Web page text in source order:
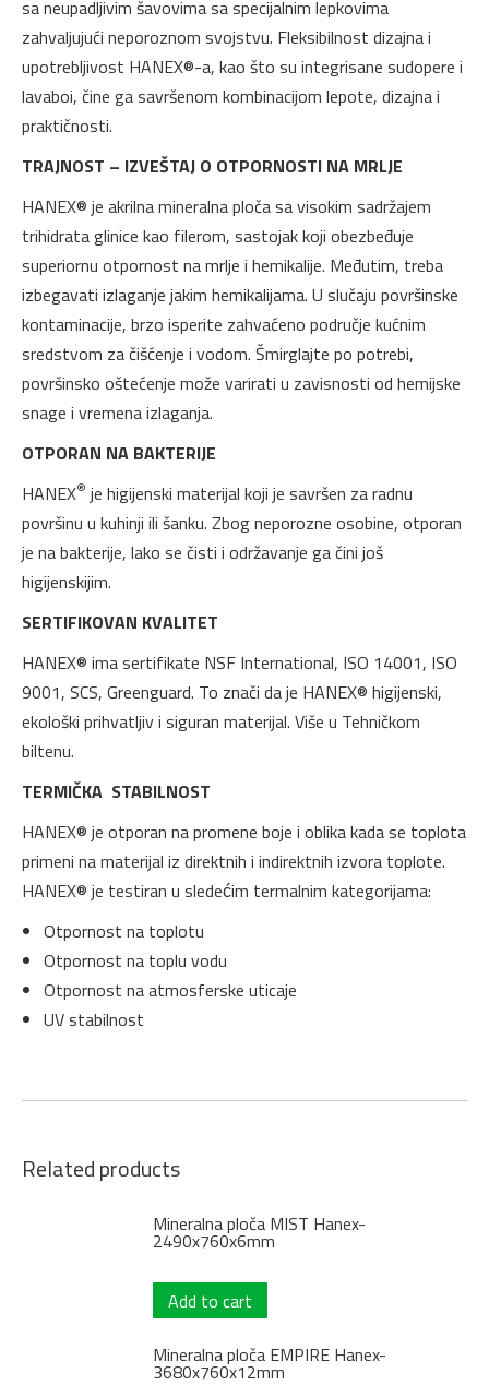
sa neupadljivim šavovima sa specijalnim lepkovima
zahvaljujući neporoznom svojstvu. Fleksibilnost dizajna i
upotrebljivost HANEX®-a, kao što su integrisane sudopere i
lavaboi, čine ga savršenom kombinacijom lepote, dizajna i
praktičnosti.
TRAJNOST – IZVEŠTAJ O OTPORNOSTI NA MRLJE
HANEX® je akrilna mineralna ploča sa visokim sadržajem
trihidrata glinice kao filerom, sastojak koji obezbeđuje
superiornu otpornost na mrlje i hemikalije. Međutim, treba
izbegavati izlaganje jakim hemikalijama. U slučaju površinske
kontaminacije, brzo isperite zahvaćeno područje kućnim
sredstvom za čišćenje i vodom. Šmirglajte po potrebi,
površinsko oštećenje može varirati u zavisnosti od hemijske
snage i vremena izlaganja.
OTPORAN NA BAKTERIJE
HANEX® je higijenski materijal koji je savršen za radnu
površinu u kuhinji ili šanku. Zbog neporozne osobine, otporan
je na bakterije, lako se čisti i održavanje ga čini još
higijenskijim.
SERTIFIKOVAN KVALITET
HANEX® ima sertifikate NSF International, ISO 14001, ISO
9001, SCS, Greenguard. To znači da je HANEX® higijenski,
ekološki prihvatljiv i siguran materijal. Više u Tehničkom
biltenu.
TERMIČKA STABILNOST
HANEX® je otporan na promene boje i oblika kada se toplota
primeni na materijal iz direktnih i indirektnih izvora toplote.
HANEX® je testiran u sledećim termalnim kategorijama:
Otpornost na toplotu
Otpornost na toplu vodu
Otpornost na atmosferske uticaje
UV stabilnost
Related products
Mineralna ploča MIST Hanex-
2490x760x6mm
Add to cart
Mineralna ploča EMPIRE Hanex-
3680x760x12mm